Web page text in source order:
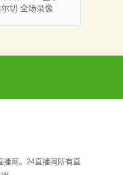
切 全场录像
网。24直播网所有直